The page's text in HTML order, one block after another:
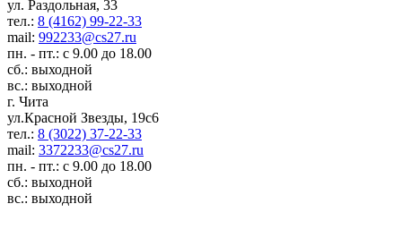
ул. Раздольная, 33
тел.: 8 (4162) 99-22-33
mail: 992233@cs27.ru
пн. - пт.: с 9.00 до 18.00
сб.: выходной
вс.: выходной
г. Чита
ул.Красной Звезды, 19с6
тел.: 8 (3022) 37-22-33
mail: 3372233@cs27.ru
пн. - пт.: с 9.00 до 18.00
сб.: выходной
вс.: выходной